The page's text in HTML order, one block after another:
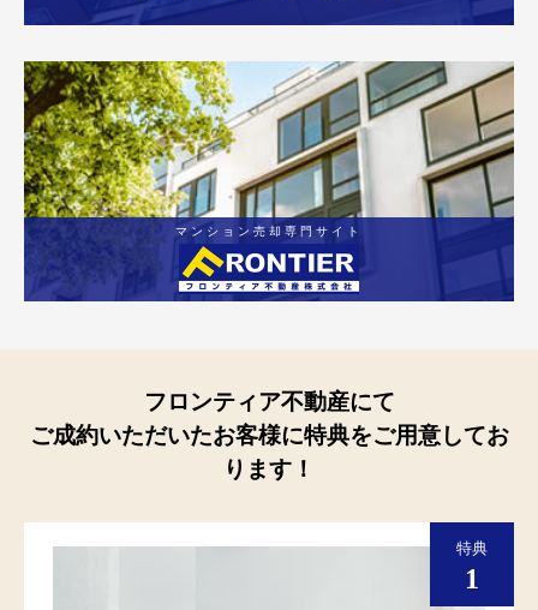
マンション売却専門サイト
フロンティア不動産にて
ご成約いただいたお客様に特典をご用意してお
ります！